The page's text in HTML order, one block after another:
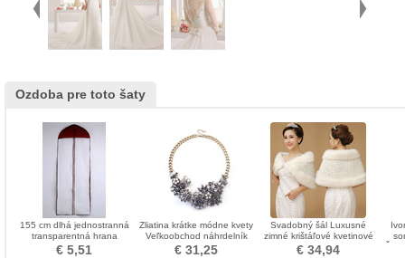
Ozdoba pre toto šaty
155 cm dlhá jednostranná
transparentná hrana
prachového obalu na prach
€ 5,51
Zliatina krátke módne kvety
Veľkoobchod náhrdelník
ozdoba
€ 31,25
Svadobný šál Luxusné
zimné krištáľové kvetinové
borovica
€ 34,94